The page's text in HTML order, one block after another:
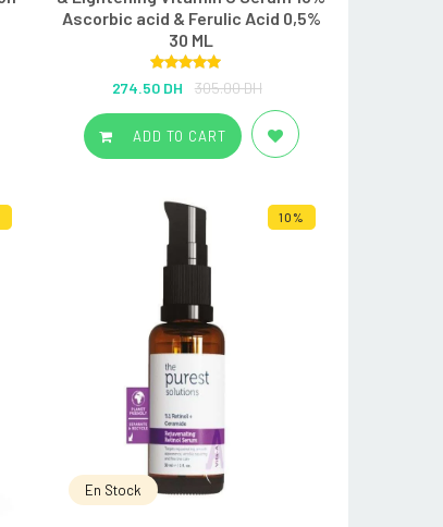
Ascorbic acid & Ferulic Acid 0,5%
30 ML
Rated5.00
out of 5
274.50 DH 305.00 DH
ADD TO CART
10%
En Stock